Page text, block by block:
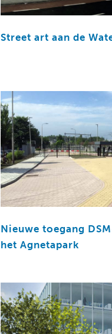
Street art aan de
Nieuwe toegang
het Agnetapark